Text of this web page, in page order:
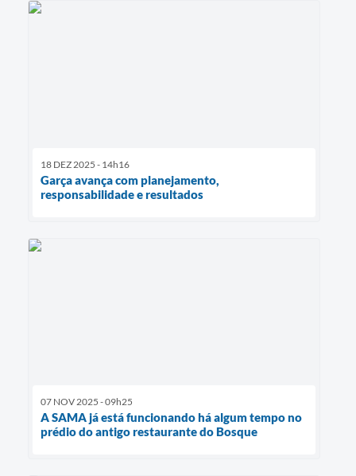
18 DEZ 2025 - 14h16
Garça avança com planejamento,
responsabilidade e resultados
07 NOV 2025 - 09h25
A SAMA já está funcionando há algum tempo no
prédio do antigo restaurante do Bosque